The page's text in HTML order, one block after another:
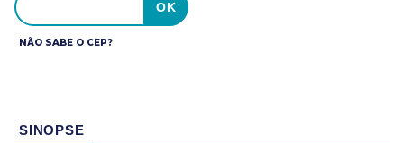
NÃO SABE O CEP?
SINOPSE